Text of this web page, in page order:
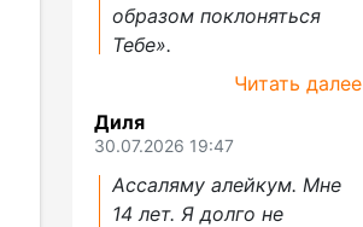
образом поклоняться
Тебе».
Читать далее
Диля
30.07.2026 19:47
Ассаляму алейкум. Мне
14 лет. Я долго не